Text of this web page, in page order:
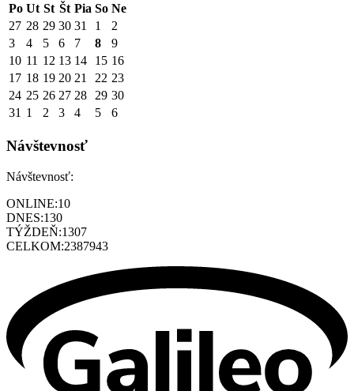
Po Ut St Št Pia So Ne
27 28 29 30 31 1
2
3
4 5 6 7 8
9
10 11 12 13 14 15 16
17 18 19 20 21 22 23
24 25 26 27 28 29 30
31 1 2 3 4 5 6
Návštevnosť
Návštevnosť:
ONLINE:10
DNES:130
TÝŽDEŇ:1307
CELKOM:2387943